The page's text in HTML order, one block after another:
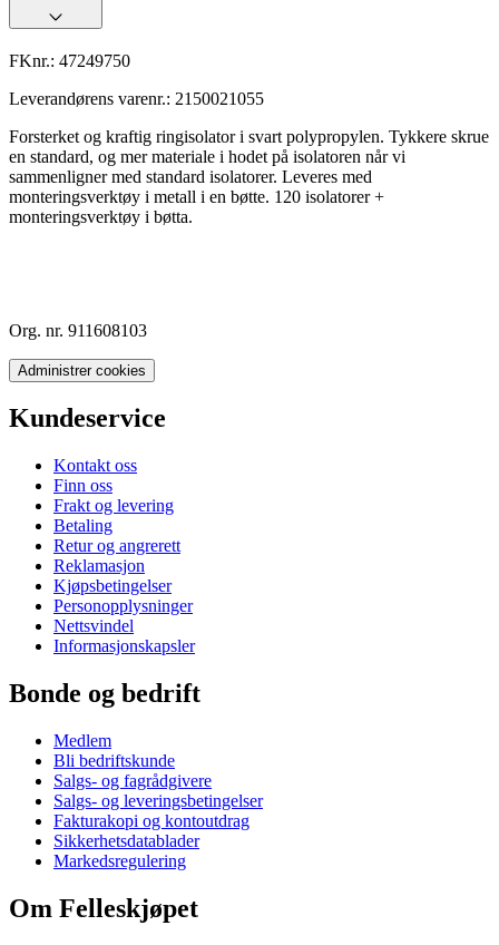
FKnr.: 47249750
Leverandørens varenr.: 2150021055
Forsterket og kraftig ringisolator i svart polypropylen. Tykkere skrue
en standard, og mer materiale i hodet på isolatoren når vi
sammenligner med standard isolatorer. Leveres med
monteringsverktøy i metall i en bøtte. 120 isolatorer +
monteringsverktøy i bøtta.
Org. nr. 911608103
Administrer cookies
Kundeservice
Kontakt oss
Finn oss
Frakt og levering
Betaling
Retur og angrerett
Reklamasjon
Kjøpsbetingelser
Personopplysninger
Nettsvindel
Informasjonskapsler
Bonde og bedrift
Medlem
Bli bedriftskunde
Salgs- og fagrådgivere
Salgs- og leveringsbetingelser
Fakturakopi og kontoutdrag
Sikkerhetsdatablader
Markedsregulering
Om Felleskjøpet